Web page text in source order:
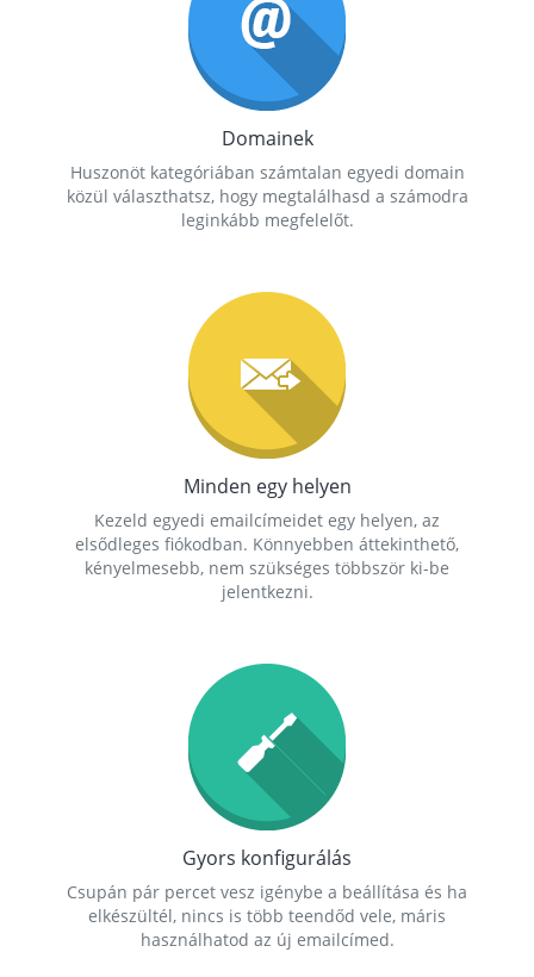
Domainek
Huszonöt kategóriában számtalan egyedi domain
közül választhatsz, hogy megtalálhasd a számodra
leginkább megfelelőt.
Minden egy helyen
Kezeld egyedi emailcímeidet egy helyen, az
elsődleges fiókodban. Könnyebben áttekinthető,
kényelmesebb, nem szükséges többször ki-be
jelentkezni.
Gyors konfigurálás
Csupán pár percet vesz igénybe a beállítása és ha
elkészültél, nincs is több teendőd vele, máris
használhatod az új emailcímed.